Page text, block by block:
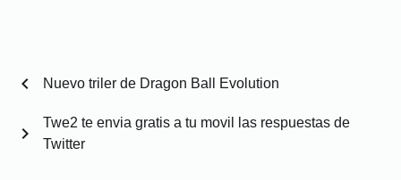
chevron_left Nuevo triler de Dragon Ball Evolution
Twe2 te envia gratis a tu movil las respuestas de
Twitter
chevron_right